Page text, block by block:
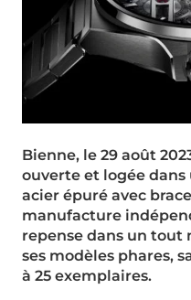
Bienne, le 29 août
ouverte et logée dans
acier épuré avec
manufacture
repense dans un tout
ses modèles phares, s
à 25 exemplaires.